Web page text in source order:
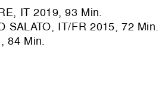
IT 2019, 93 Min.
SALATO, IT/FR 2015, 72 Min.
84 Min.